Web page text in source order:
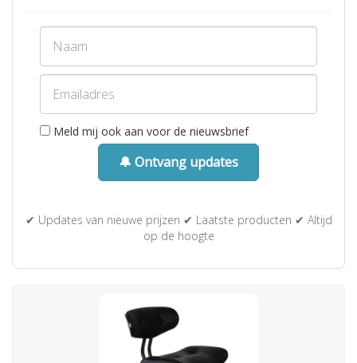
Meld mij ook aan voor de nieuwsbrief
🔔 Ontvang updates
✔ Updates van nieuwe prijzen ✔ Laatste producten ✔ Altijd
op de hoogte